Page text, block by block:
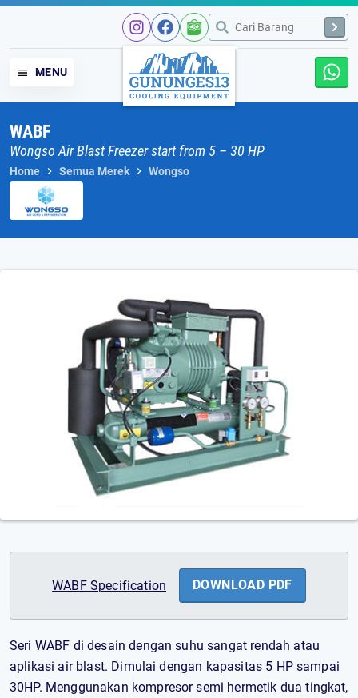
Skip
content
MENU
WABF
Wongso Air Blast Freezer start from 5 – 30 HP
Home Semua Merek Wongso
WABF Specification DOWNLOAD PDF
Seri WABF di desain dengan suhu sangat rendah atau
aplikasi air blast. Dimulai dengan kapasitas 5 HP sampai
30HP. Menggunakan kompresor semi hermetik dua tingkat,